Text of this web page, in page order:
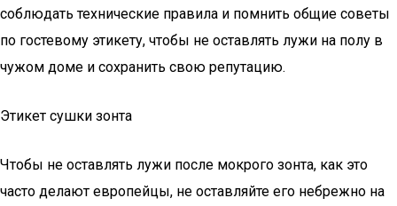
соблюдать технические правила и помнить общие советы
по гостевому этикету, чтобы не оставлять лужи на полу в
чужом доме и сохранить свою репутацию.
Этикет сушки зонта
Чтобы не оставлять лужи после мокрого зонта, как это
часто делают европейцы, не оставляйте его небрежно на